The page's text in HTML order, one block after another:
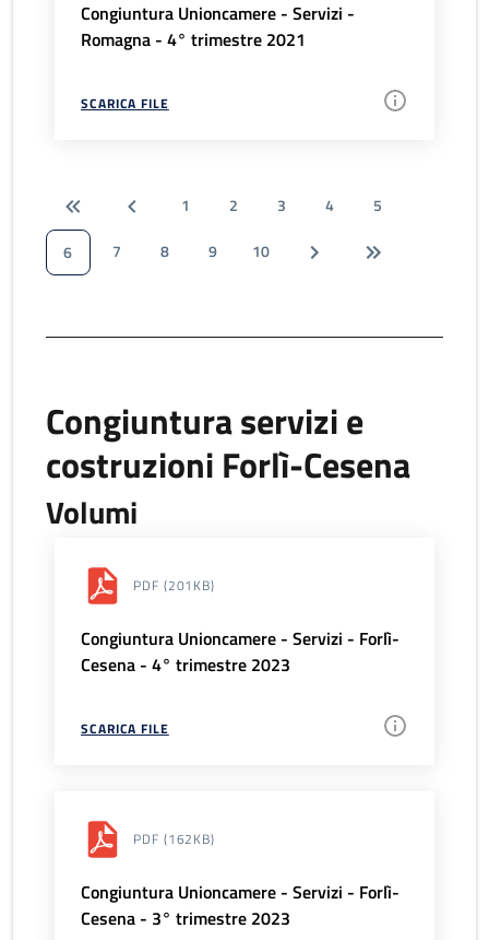
Congiuntura Unioncamere - Servizi -
Romagna - 4° trimestre 2021
SCARICA FILE
1 2 3 4
5
6
7 8 9 10
Congiuntura servizi e
costruzioni Forlì-Cesena
Volumi
PDF (201KB)
Congiuntura Unioncamere - Servizi - Forlì-
Cesena - 4° trimestre 2023
SCARICA FILE
PDF (162KB)
Congiuntura Unioncamere - Servizi - Forlì-
Cesena - 3° trimestre 2023